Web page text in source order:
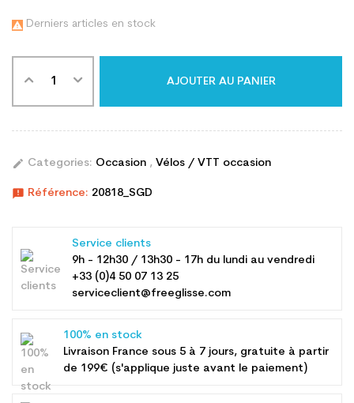
 Derniers articles en stock
AJOUTER AU PANIER
edit Categories: Occasion , Vélos / VTT occasion
announcement Référence: 20818_SGD
Service clients
9h - 12h30 / 13h30 - 17h du lundi au vendredi
+33 (0)4 50 07 13 25
serviceclient@freeglisse.com
100% en stock
Livraison France sous 5 à 7 jours, gratuite à partir
de 199€ (s'applique juste avant le paiement)